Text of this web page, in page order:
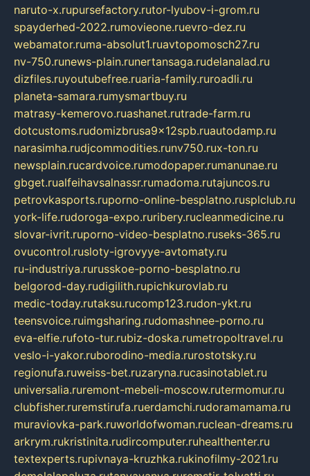
naruto-x.rupursefactory.rutor-lyubov-i-grom.ru
spayderhed-2022.rumovieone.ruevro-dez.ru
webamator.ruma-absolut1.ruavtopomosch27.ru
nv-750.runews-plain.runertansaga.rudelanalad.ru
dizfiles.ruyoutubefree.ruaria-family.ruroadli.ru
planeta-samara.rumysmartbuy.ru
matrasy-kemerovo.ruashanet.rutrade-farm.ru
dotcustoms.rudomizbrusa9x12spb.ruautodamp.ru
narasimha.rudjcommodities.runv750.rux-ton.ru
newsplain.rucardvoice.rumodopaper.rumanunae.ru
gbget.rualfeihavsalnassr.rumadoma.rutajuncos.ru
petrovkasports.ruporno-online-besplatno.rusplclub.ru
york-life.rudoroga-expo.ruribery.rucleanmedicine.ru
slovar-ivrit.ruporno-video-besplatno.ruseks-365.ru
ovucontrol.rusloty-igrovyye-avtomaty.ru
ru-industriya.rurusskoe-porno-besplatno.ru
belgorod-day.rudigilith.rupichkurovlab.ru
medic-today.rutaksu.rucomp123.rudon-ykt.ru
teensvoice.ruimgsharing.rudomashnee-porno.ru
eva-elfie.rufoto-tur.rubiz-doska.rumetropoltravel.ru
veslo-i-yakor.ruborodino-media.rurostotsky.ru
regionufa.ruweiss-bet.ruzaryna.rucasinotablet.ru
universalia.ruremont-mebeli-moscow.rutermomur.ru
clubfisher.ruremstirufa.ruerdamchi.rudoramamama.ru
muraviovka-park.ruworldofwoman.ruclean-dreams.ru
arkrym.rukristinita.rudircomputer.ruhealthenter.ru
textexperts.rupivnaya-kruzhka.rukinofilmy-2021.ru